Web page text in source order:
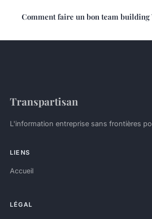
Comment faire un bon team building
Transpartisan
L'information entreprise sans frontières
LIENS
Accueil
LÉGAL